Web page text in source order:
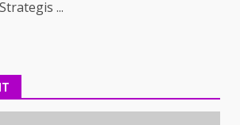
...